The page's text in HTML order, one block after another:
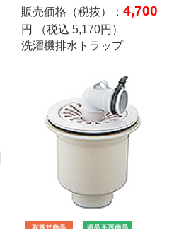
販売価格（税抜）：4,700
円 （税込5,170円）
洗濯機排水トラップ